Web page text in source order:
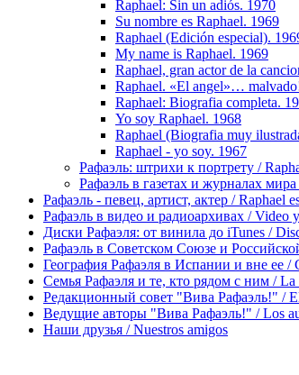
Raphael: Sin un adiós. 1970
Su nombre es Raphael. 1969
Raphael (Edición especial).
My name is Raphael. 1969
Raphael, gran actor de la
Raphael. «El angel»…
Raphael: Biografia completa.
Yo soy Raphael. 1968
Raphael (Biografia muy
Raphael - yo soy. 1967
Рафаэль: штрихи к портрету /
Рафаэль в газетах и журналах
Рафаэль - певец, артист, актер / Raphael
Рафаэль в видео и радиоархивах / Video
Диски Рафаэля: от винила до iTunes /
Рафаэль в Советском Союзе и
География Рафаэля в Испании и вне ее /
Семья Рафаэля и те, кто рядом с ним / La
Редакционный совет "Вива Рафаэль!" /
Ведущие авторы "Вива Рафаэль!" / Los
Наши друзья / Nuestros amigos